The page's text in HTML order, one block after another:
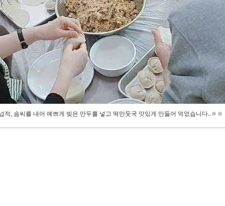
적, 솜씨를 내어 예쁘게 빚은 만두를 넣고 떡만둣국 맛있게 만들어 먹었습니다..ㅎㅎ